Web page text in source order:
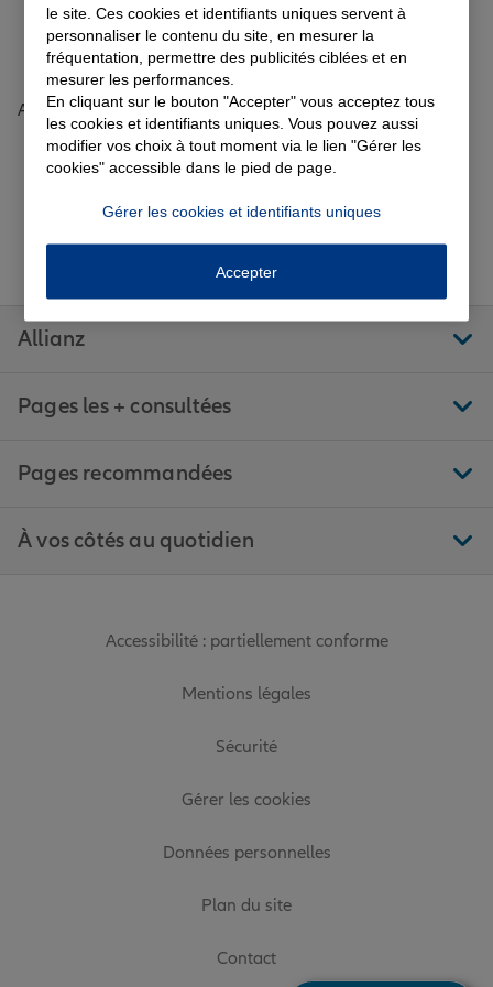
Garantie des accidents de la vie
Assurance scolaire
Tous nos devis d'assurance
Tous nos guides et conseils Allianz
Accueil Trouver une agence Allianz Indre Aigurande
AIGURANDE
Avis agence AIGURANDE
Suivez-nous
Allianz
Pages les + consultées
Pages recommandées
À vos côtés au quotidien
Accessibilité : partiellement conforme
Mentions légales
Sécurité
Gérer les cookies
Données personnelles
Plan du site
Contact
le site. Ces cookies et identifiants uniques servent à
personnaliser le contenu du site, en mesurer la
fréquentation, permettre des publicités ciblées et en
mesurer les performances.
En cliquant sur le bouton "Accepter" vous acceptez tous
les cookies et identifiants uniques. Vous pouvez aussi
modifier vos choix à tout moment via le lien "Gérer les
cookies" accessible dans le pied de page.
Gérer les cookies et identifiants uniques
Accepter